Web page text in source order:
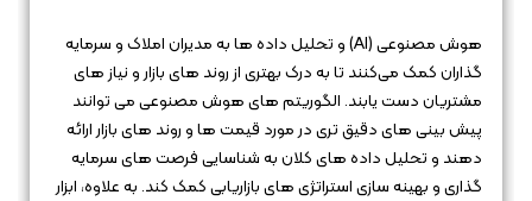
هوش مصنوعی (AI) و تحلیل داده‌ ها به مدیران املاک و سرمایه‌
گذاران کمک می‌کنند تا به درک بهتری از روند های بازار و نیاز های
مشتریان دست یابند. الگوریتم‌ های هوش مصنوعی می‌ توانند
پیش‌ بینی‌ های دقیق‌ تری در مورد قیمت‌ ها و روند های بازار ارائه
دهند و تحلیل داده‌ های کلان به شناسایی فرصت‌ های سرمایه‌
گذاری و بهینه‌ سازی استراتژی‌ های بازاریابی کمک کند. به علاوه، ابزار